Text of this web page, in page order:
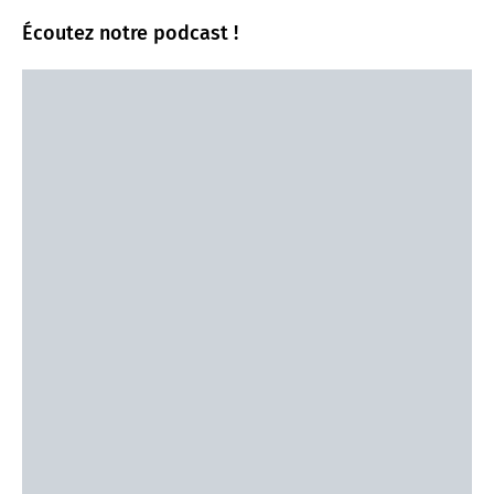
Écoutez notre podcast !